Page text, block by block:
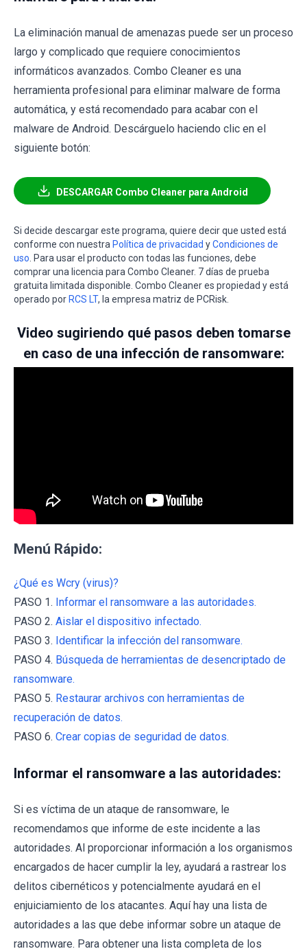
La eliminación manual de amenazas puede ser un proceso
largo y complicado que requiere conocimientos
informáticos avanzados. Combo Cleaner es una
herramienta profesional para eliminar malware de forma
automática, y está recomendado para acabar con el
malware de Android. Descárguelo haciendo clic en el
siguiente botón:
DESCARGAR Combo Cleaner para Android
Si decide descargar este programa, quiere decir que usted está
conforme con nuestra Política de privacidad yCondiciones de
uso . Para usar el producto con todas las funciones, debe
comprar una licencia para Combo Cleaner. 7 días de prueba
gratuita limitada disponible. Combo Cleaner es propiedad y está
operado porRCS LT, la empresa matriz de PCRisk.
Video sugiriendo qué pasos deben tomarse
en caso de una infección de ransomware:
Menú Rápido:
¿Qué es Wcry (virus)?
PASO 1. Informar el ransomware a las autoridades.
PASO 2. Aislar el dispositivo infectado.
PASO 3. Identificar la infección del ransomware.
PASO 4. Búsqueda de herramientas de desencriptado de
ransomware.
PASO 5. Restaurar archivos con herramientas de
recuperación de datos.
PASO 6. Crear copias de seguridad de datos.
Informar el ransomware a las autoridades:
Si es víctima de un ataque de ransomware, le
recomendamos que informe de este incidente a las
autoridades. Al proporcionar información a los organismos
encargados de hacer cumplir la ley, ayudará a rastrear los
delitos cibernéticos y potencialmente ayudará en el
enjuiciamiento de los atacantes. Aquí hay una lista de
autoridades a las que debe informar sobre un ataque de
ransomware. Para obtener una lista completa de los